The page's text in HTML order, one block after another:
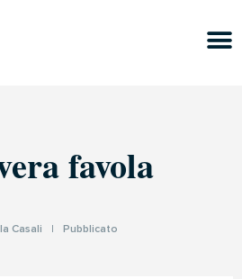
favola
Casali Pubblicato